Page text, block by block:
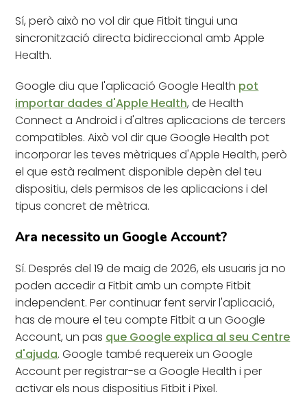
Sí, però això no vol dir que Fitbit tingui una
sincronització directa bidireccional amb Apple
Health.
Google diu que l'aplicació Google Health pot
importar dades d'Apple Health, de Health
Connect a Android i d'altres aplicacions de tercers
compatibles. Això vol dir que Google Health pot
incorporar les teves mètriques d'Apple Health, però
el que està realment disponible depèn del teu
dispositiu, dels permisos de les aplicacions i del
tipus concret de mètrica.
Ara necessito un Google Account?
Sí. Després del 19 de maig de 2026, els usuaris ja no
poden accedir a Fitbit amb un compte Fitbit
independent. Per continuar fent servir l'aplicació,
has de moure el teu compte Fitbit a un Google
Account, un pas que Google explica al seu Centre
d'ajuda. Google també requereix un Google
Account per registrar-se a Google Health i per
activar els nous dispositius Fitbit i Pixel.